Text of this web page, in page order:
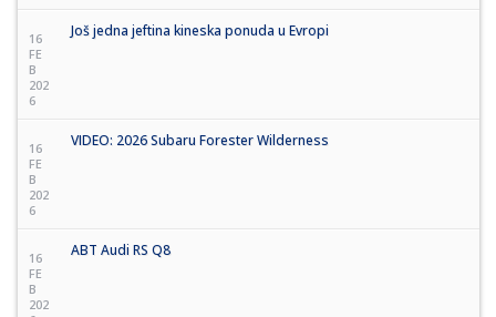
16
FE
B
202
6
Još jedna jeftina kineska ponuda u Evropi
16
FE
B
202
6
VIDEO: 2026 Subaru Forester Wilderness
16
FE
B
202
ABT Audi RS Q8